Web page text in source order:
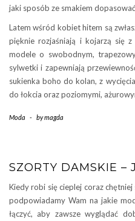
jaki sposób ze smakiem
Latem wśród kobiet hitem są
pięknie rozjaśniają i kojarzą się z
modele o swobodnym,
sylwetki i zapewniają
sukienka boho do kolan, z
do łokcia oraz poziomymi,
Moda - bymagda
SZORTY DAMSKIE –
Kiedy robi się cieplej coraz chętniej
podpowiadamy Wam na jakie
łączyć, aby zawsze wyglądać